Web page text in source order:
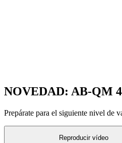
NOVEDAD: AB-QM
Prepárate para el siguiente nivel de
Reproducir vídeo